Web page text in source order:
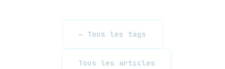
← Tous les tags
Tous les articles